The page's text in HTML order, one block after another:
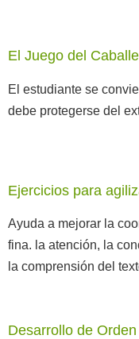
El Juego del
El estudiante se
debe protegerse del
Ejercicios para
Ayuda a mejorar la
fina. la atención, la
la comprensión del
Desarrollo de